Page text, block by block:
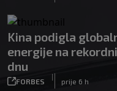
Kina podigla
energije na
dnu
FORBES
|
prije 6 h